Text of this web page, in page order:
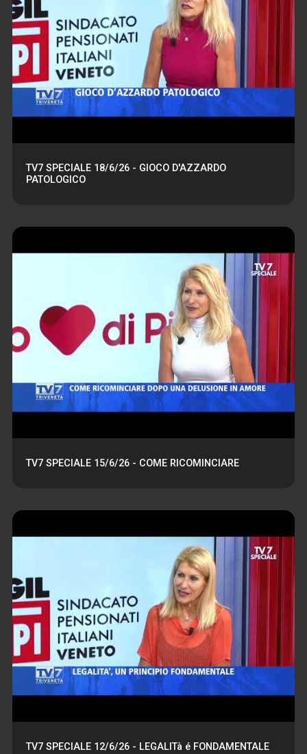
TV7 SPECIALE 18/6/26 - GIOCO D'AZZARDO
PATOLOGICO
TV7 SPECIALE 15/6/26 - COME RICOMINCIARE
TV7 SPECIALE 12/6/26 - LEGALITà é FONDAMENTALE